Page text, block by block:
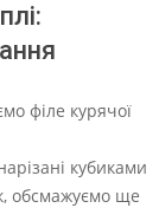
філе курячої
кубиками
обсмажуємо ще